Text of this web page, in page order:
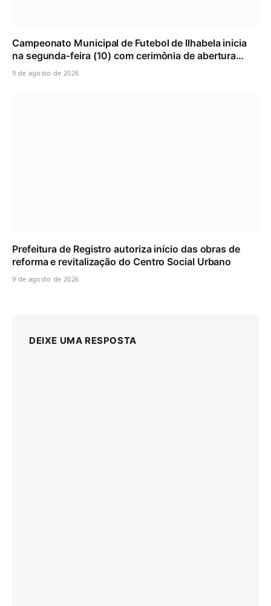
Campeonato Municipal de Futebol de Ilhabela inicia
na segunda-feira (10) com cerimônia de abertura…
9 de agosto de 2026
Prefeitura de Registro autoriza início das obras de
reforma e revitalização do Centro Social Urbano
9 de agosto de 2026
DEIXE UMA RESPOSTA